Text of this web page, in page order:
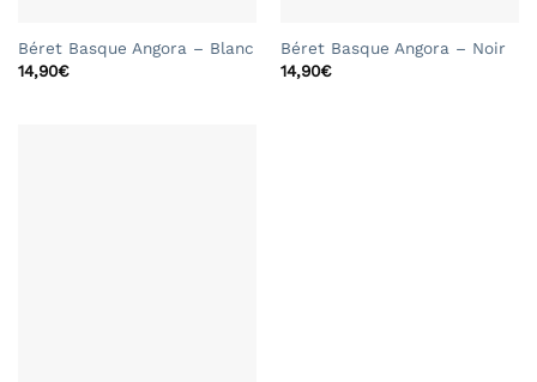
Béret Basque Angora – Blanc
14,90€
Béret Basque Angora – Noir
14,90€